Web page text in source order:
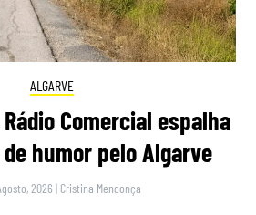
ALGARVE
Comercial espalha
humor pelo Algarve
2026 | Cristina Mendonça